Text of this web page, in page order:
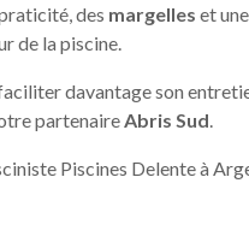
des margelles et une
de la piscine.
davantage son
partenaire Abris Sud
Piscines Delente à